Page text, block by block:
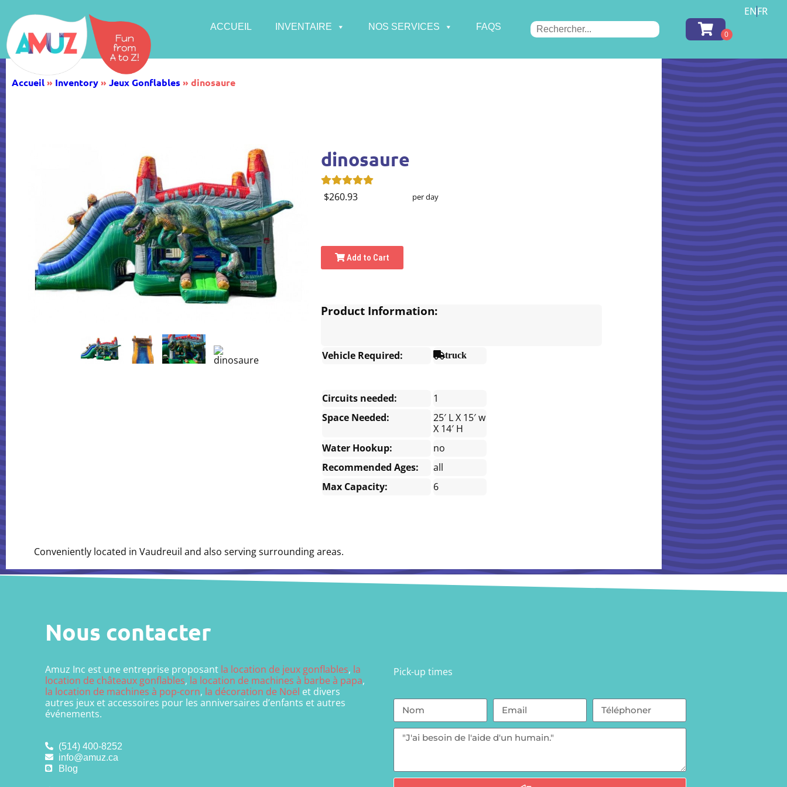
ACCUEIL INVENTAIRE NOS SERVICES FAQS
ENFR
Accueil» Inventory» Jeux Gonflables » dinosaure
dinosaure
$260.93 per day
Add to Cart
Product Information:
Vehicle Required: truck
Circuits needed:
1
Space Needed:
25′ L X 15′ w
X 14′ H
Water Hookup:
no
Recommended Ages:
all
Max Capacity:
6
Conveniently located in Vaudreuil and also serving surrounding areas.
Nous contacter
Amuz Inc est une entreprise proposant la location de jeux gonflables, la
location de châteaux gonflables, la location de machines à barbe à papa,
la location de machines à pop-corn, la décoration de Noël et divers
autres jeux et accessoires pour les anniversaires d’enfants et autres
événements.
(514) 400-8252
info@amuz.ca
Blog
Pick-up times